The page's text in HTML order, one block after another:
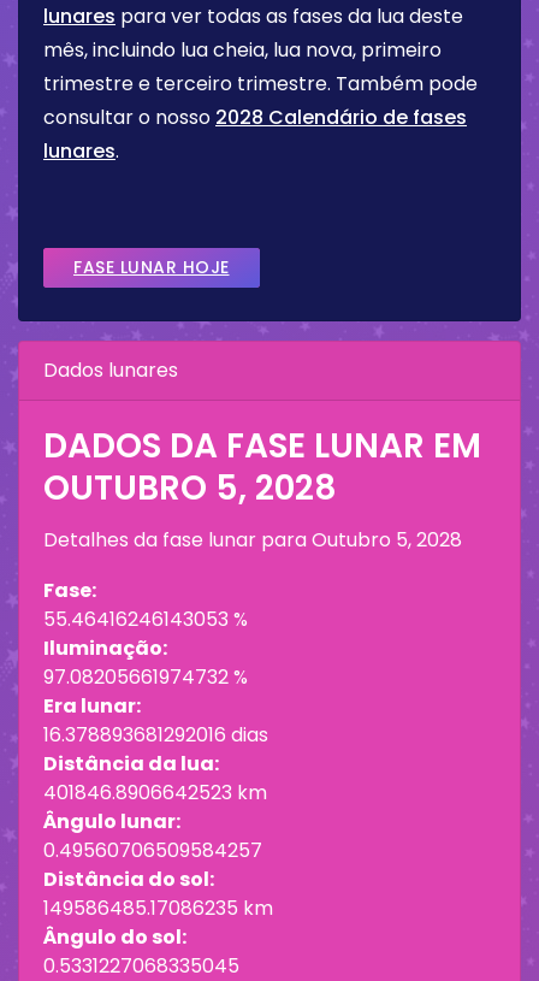
lunares para ver todas as fases da lua deste
mês, incluindo lua cheia, lua nova, primeiro
trimestre e terceiro trimestre. Também pode
consultar o nosso 2028 Calendário de fases
lunares.
FASE LUNAR HOJE
Dados lunares
DADOS DA FASE LUNAR EM
OUTUBRO 5, 2028
Detalhes da fase lunar paraOutubro 5, 2028
Fase:
55.46416246143053 %
Iluminação:
97.08205661974732 %
Era lunar:
16.378893681292016 dias
Distância da lua:
401846.8906642523 km
Ângulo lunar:
0.49560706509584257
Distância do sol:
149586485.17086235 km
Ângulo do sol:
0.5331227068335045